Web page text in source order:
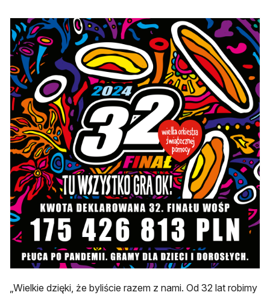
„Wielkie dzięki, że byliście razem z nami. Od 32 lat robimy